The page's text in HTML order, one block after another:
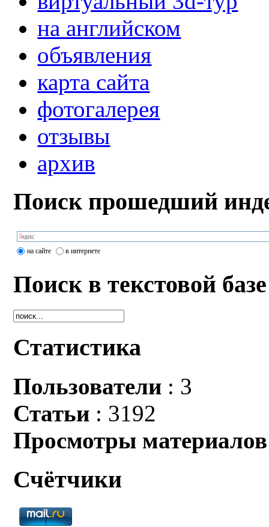
на английском
объявления
карта сайта
фотогалерея
отзывы
архив
Поиск прошедший
на сайте в интернете
Поиск в текстовой базе
Статистика
Пользователи : 3
Статьи : 3192
Просмотры материалов
Счётчики